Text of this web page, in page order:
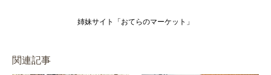
姉妹サイト「おてらのマーケット」
関連記事